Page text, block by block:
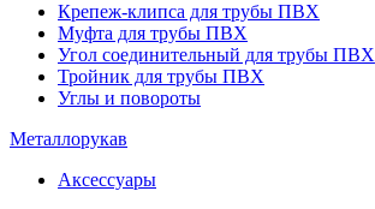
Крепеж-клипса для трубы ПВХ
Муфта для трубы ПВХ
Угол соединительный для трубы ПВХ
Тройник для трубы ПВХ
Углы и повороты
Металлорукав
Аксессуары